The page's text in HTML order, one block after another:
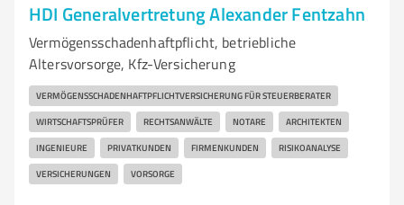
HDI Generalvertretung Alexander Fentzahn
Vermögensschadenhaftpflicht, betriebliche
Altersvorsorge, Kfz-Versicherung
VERMÖGENSSCHADENHAFTPFLICHTVERSICHERUNG FÜR STEUERBERATER
WIRTSCHAFTSPRÜFER RECHTSANWÄLTE NOTARE ARCHITEKTEN
INGENIEURE PRIVATKUNDEN FIRMENKUNDEN RISIKOANALYSE
VERSICHERUNGEN VORSORGE